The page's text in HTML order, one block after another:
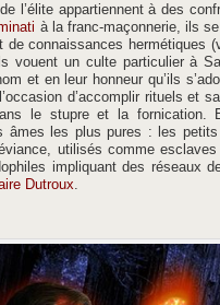
de l’élite appartiennent à des
à la franc-maçonnerie, ils
de connaissances hermétiques
vouent un culte particulier à
et en leur honneur qu’ils
d’accomplir rituels et
le stupre et la fornication.
âmes les plus pures : les
utilisés comme
impliquant des réseaux
Dutroux